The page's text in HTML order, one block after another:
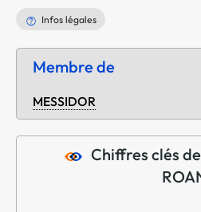
Infos légales
Membre de
MESSIDOR
Chiffres clés de